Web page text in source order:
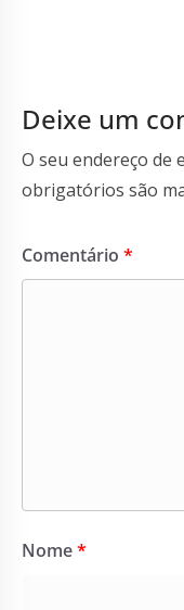
Deixe um
O seu endereço de
obrigatórios são
Comentário *
Nome*